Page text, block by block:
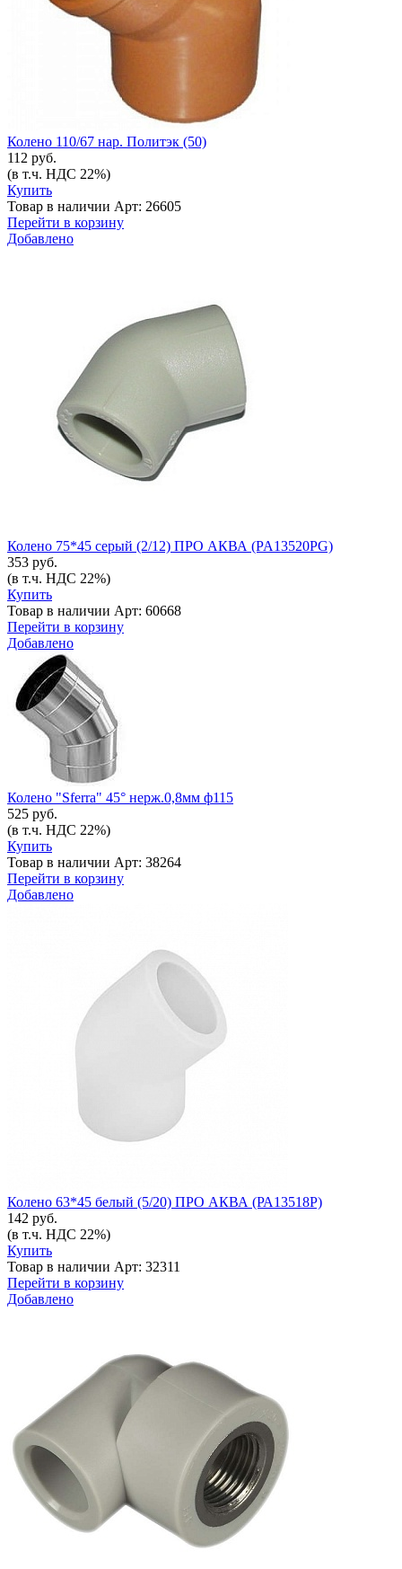
Колено 110/67 нар. Политэк (50)
112 руб.
(в т.ч. НДС 22%)
Купить
Товар в наличии Арт: 26605
Перейти в корзину
Добавлено
Колено 75*45 серый (2/12) ПРО АКВА (PA13520PG)
353 руб.
(в т.ч. НДС 22%)
Купить
Товар в наличии Арт: 60668
Перейти в корзину
Добавлено
Колено "Sferra" 45° нерж.0,8мм ф115
525 руб.
(в т.ч. НДС 22%)
Купить
Товар в наличии Арт: 38264
Перейти в корзину
Добавлено
Колено 63*45 белый (5/20) ПРО АКВА (РА13518Р)
142 руб.
(в т.ч. НДС 22%)
Купить
Товар в наличии Арт: 32311
Перейти в корзину
Добавлено